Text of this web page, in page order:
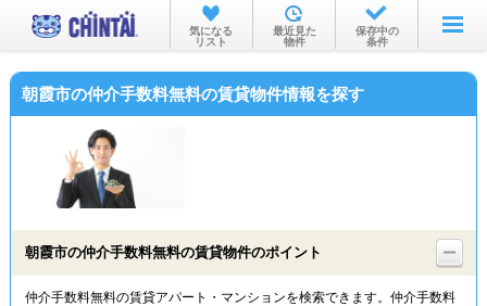
お部屋を探す
沿線・駅から
物件特集から
気になる
リスト
最近見た
物件
保存中の
条件
朝霞市の仲介手数料無料の賃貸物件情報を探す
朝霞市の仲介手数料無料の賃貸物件のポイント
仲介手数料無料の賃貸アパート・マンションを検索できます。仲介手数料